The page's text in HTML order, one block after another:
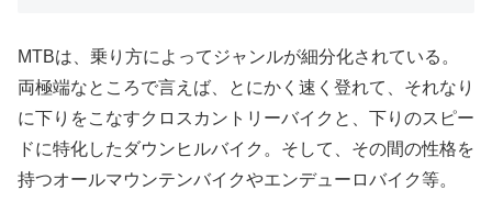
MTBは、乗り方によってジャンルが細分化されている。
両極端なところで言えば、とにかく速く登れて、それなり
に下りをこなすクロスカントリーバイクと、下りのスピー
ドに特化したダウンヒルバイク。そして、その間の性格を
持つオールマウンテンバイクやエンデューロバイク等。